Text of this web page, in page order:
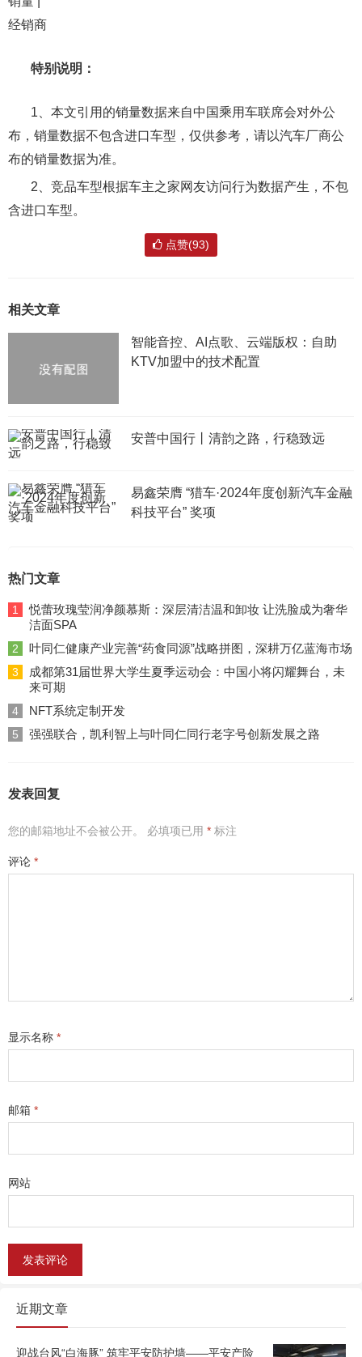
经销商
特别说明：
1、本文引用的销量数据来自中国乘用车联席会对外公
布，销量数据不包含进口车型，仅供参考，请以汽车厂商公
布的销量数据为准。
2、竞品车型根据车主之家网友访问行为数据产生，不包
含进口车型。
点赞(93)
相关文章
智能音控、AI点歌、云端版权：自助
KTV加盟中的技术配置
安普中国行丨清韵之路，行稳致远
易鑫荣膺 “猎车·2024年度创新汽车金融
科技平台” 奖项
热门文章
1
悦蕾玫瑰莹润净颜慕斯：深层清洁温和卸妆 让洗脸成为奢华
洁面SPA
2 叶同仁健康产业完善“药食同源”战略拼图，深耕万亿蓝海市场
3
成都第31届世界大学生夏季运动会：中国小将闪耀舞台，未
来可期
4 NFT系统定制开发
5 强强联合，凯利智上与叶同仁同行老字号创新发展之路
发表回复
您的邮箱地址不会被公开。 必填项已用 * 标注
评论 *
显示名称 *
邮箱 *
网站
近期文章
迎战台风“白海豚” 筑牢平安防护墙——平安产险